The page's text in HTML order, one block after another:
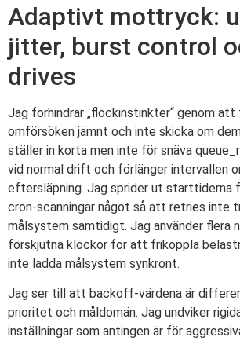
Adaptivt mottryck:
jitter, burst control
drives
Jag förhindrar „flockinstinkter“ genom
omförsöken jämnt och inte skicka om
ställer in korta men inte för snäva
vid normal drift och förlänger intervallen
eftersläpning. Jag sprider ut starttiderna
cron-scanningar något så att retries inte
målsystem samtidigt. Jag använder flera
förskjutna klockor för att frikoppla
inte ladda målsystem synkront.
Jag ser till att backoff-värdena är
prioritet och måldomän. Jag undviker
inställningar som antingen är för